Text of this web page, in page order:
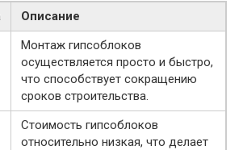
Описание
Монтаж гипсоблоков
осуществляется просто и быстро,
что способствует сокращению
сроков строительства.
Стоимость гипсоблоков
относительно низкая, что делает